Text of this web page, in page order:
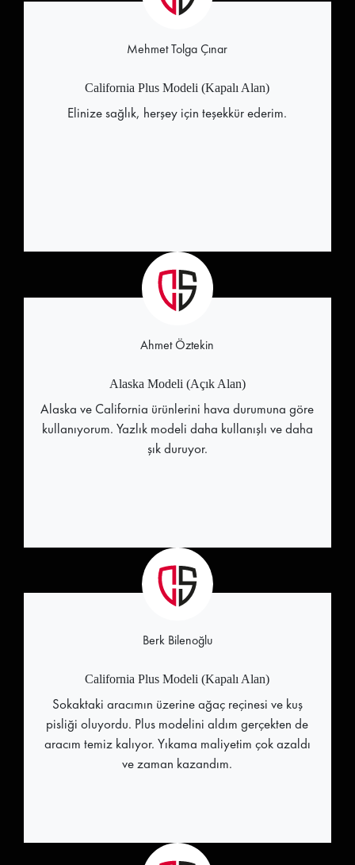
Mehmet Tolga Çınar
California Plus Modeli (Kapalı Alan)
Elinize sağlık, herşey için teşekkür ederim.
Ahmet Öztekin
Alaska Modeli (Açık Alan)
Alaska ve California ürünlerini hava durumuna göre
kullanıyorum. Yazlık modeli daha kullanışlı ve daha
şık duruyor.
Berk Bilenoğlu
California Plus Modeli (Kapalı Alan)
Sokaktaki aracımın üzerine ağaç reçinesi ve kuş
pisliği oluyordu. Plus modelini aldım gerçekten de
aracım temiz kalıyor. Yıkama maliyetim çok azaldı
ve zaman kazandım.